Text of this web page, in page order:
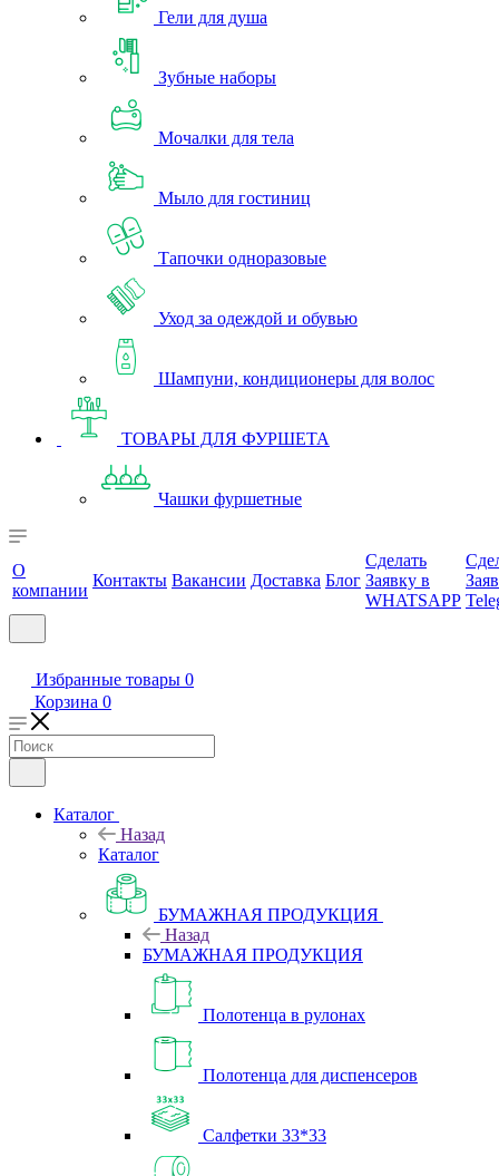
Гели для душа
Зубные наборы
Мочалки для тела
Мыло для гостиниц
Тапочки одноразовые
Уход за одеждой и обувью
Шампуни, кондиционеры для волос
ТОВАРЫ ДЛЯ ФУРШЕТА
Чашки фуршетные
О
компании
Контакты Вакансии Доставка Блог
Сделать
Заявку в
WHATSAPP
Избранные товары 0
Корзина 0
Каталог
Назад
Каталог
БУМАЖНАЯ ПРОДУКЦИЯ
Назад
БУМАЖНАЯ ПРОДУКЦИЯ
Полотенца в рулонах
Полотенца для диспенсеров
Салфетки 33*33